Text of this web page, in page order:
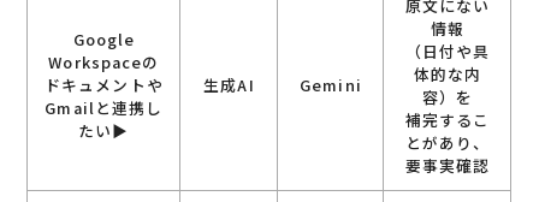
Google
Workspaceの
ドキュメントや
Gmailと連携し
たい▶︎
生成AI Gemini
原文にない
情報
（日付や具
体的な内
容）を
補完するこ
とがあり、
要事実確認